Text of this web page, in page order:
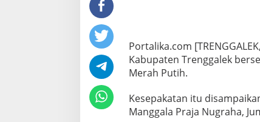
Portalika.com
Kabupaten Trenggalek
Merah Putih.
Kesepakatan itu
Manggala Praja Nugraha,